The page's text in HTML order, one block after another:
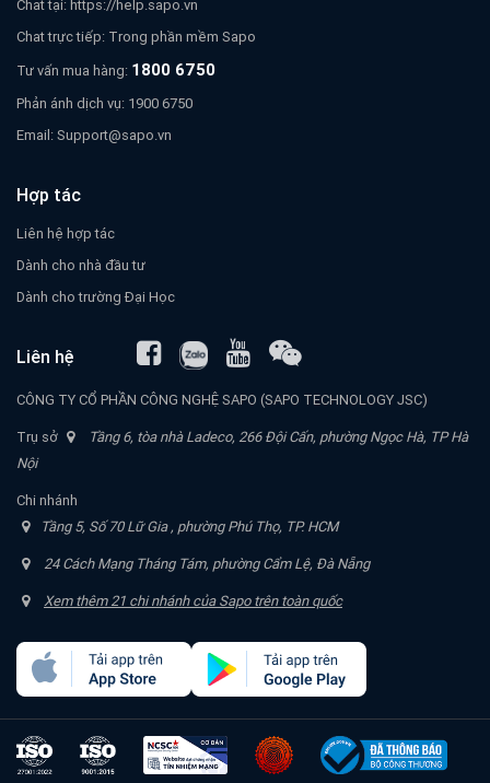
Chat tại:https://help.sapo.vn
Chat trực tiếp: Trong phần mềm Sapo
Tư vấn mua hàng: 1800 6750
Phản ánh dịch vụ: 1900 6750
Email:Support@sapo.vn
Hợp tác
Liên hệ hợp tác
Dành cho nhà đầu tư
Dành cho trường Đại Học
Liên hệ
CÔNG TY CỔ PHẦN CÔNG NGHỆ SAPO (SAPO TECHNOLOGY JSC)
Trụ sở
Tầng 6, tòa nhà Ladeco, 266 Đội Cấn, phường Ngọc Hà, TP Hà
Nội
Chi nhánh
Tầng 5, Số 70 Lữ Gia , phường Phú Thọ, TP. HCM
24 Cách Mạng Tháng Tám, phường Cẩm Lệ, Đà Nẵng
Xem thêm 21 chi nhánh của Sapo trên toàn quốc